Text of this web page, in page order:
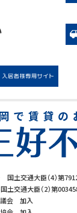
土交通大臣（4）第
交通大臣（2）第
議会 加入